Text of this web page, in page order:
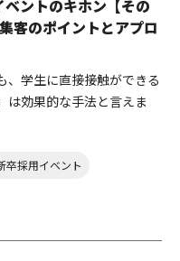
ントのキホン【その
客のポイントとアプロ
、学生に直接接触ができる
は効果的な手法と言えま
卒採用イベント